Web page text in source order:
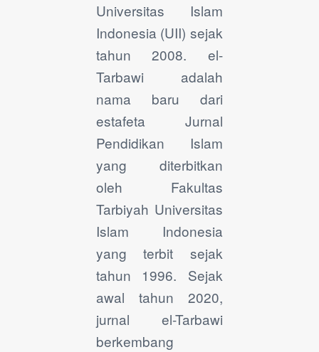
Universitas Islam
Indonesia (UII) sejak
tahun 2008. el-
Tarbawi adalah
nama baru dari
estafeta Jurnal
Pendidikan Islam
yang diterbitkan
oleh Fakultas
Tarbiyah Universitas
Islam Indonesia
yang terbit sejak
tahun 1996. Sejak
awal tahun 2020,
jurnal el-Tarbawi
berkembang